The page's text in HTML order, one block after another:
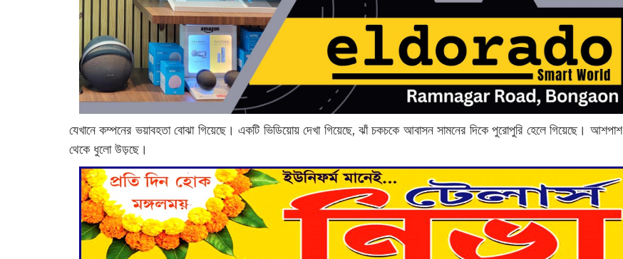
যেখানে কম্পনের ভয়াবহতা বোঝা গিয়েছে। একটি ভিডিয়োয় দেখা গিয়েছে, ঝাঁ চকচকে আবাসন সামনের দিকে পুরোপুরি হেলে গিয়েছে। আশপাশ
থেকে ধুলো উড়ছে।